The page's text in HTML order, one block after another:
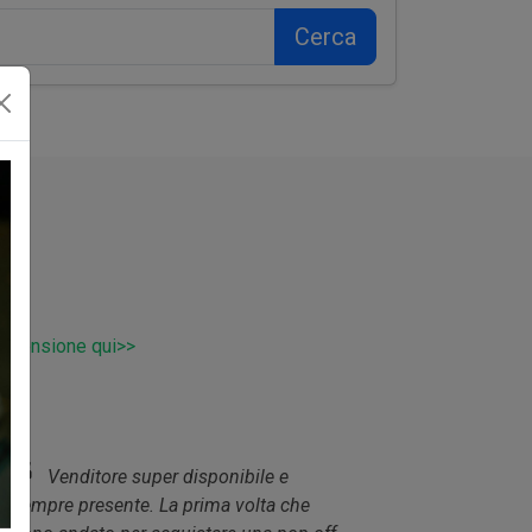
Cerca
qui>>
Sono andato da loro per visionare i
prodotti di Monza performance ottimo